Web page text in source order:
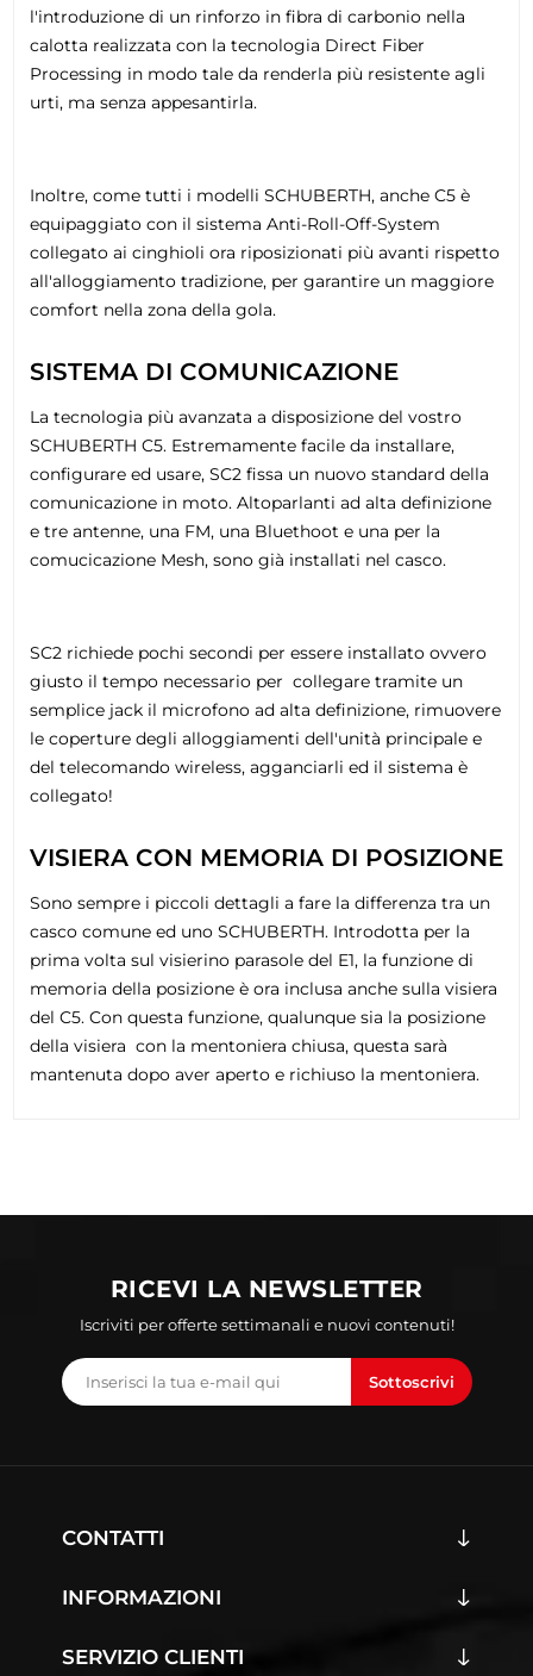
l'introduzione di un rinforzo in fibra di carbonio nella
calotta realizzata con la tecnologia Direct Fiber
Processing in modo tale da renderla più resistente agli
urti, ma senza appesantirla.
Inoltre, come tutti i modelli SCHUBERTH, anche C5 è
equipaggiato con il sistema Anti-Roll-Off-System
collegato ai cinghioli ora riposizionati più avanti rispetto
all'alloggiamento tradizione, per garantire un maggiore
comfort nella zona della gola.
SISTEMA DI COMUNICAZIONE
La tecnologia più avanzata a disposizione del vostro
SCHUBERTH C5. Estremamente facile da installare,
configurare ed usare, SC2 fissa un nuovo standard della
comunicazione in moto. Altoparlanti ad alta definizione
e tre antenne, una FM, una Bluethoot e una per la
comucicazione Mesh, sono già installati nel casco.
SC2 richiede pochi secondi per essere installato ovvero
giusto il tempo necessario per collegare tramite un
semplice jack il microfono ad alta definizione, rimuovere
le coperture degli alloggiamenti dell'unità principale e
del telecomando wireless, agganciarli ed il sistema è
collegato!
VISIERA CON MEMORIA DI POSIZIONE
Sono sempre i piccoli dettagli a fare la differenza tra un
casco comune ed uno SCHUBERTH. Introdotta per la
prima volta sul visierino parasole del E1, la funzione di
memoria della posizione è ora inclusa anche sulla visiera
del C5. Con questa funzione, qualunque sia la posizione
della visiera con la mentoniera chiusa, questa sarà
mantenuta dopo aver aperto e richiuso la mentoniera.
RICEVI LA NEWSLETTER
Iscriviti per offerte settimanali e nuovi contenuti!
Sottoscrivi
CONTATTI
INFORMAZIONI
SERVIZIO CLIENTI